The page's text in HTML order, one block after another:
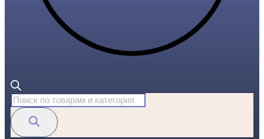
Поиск
товаров